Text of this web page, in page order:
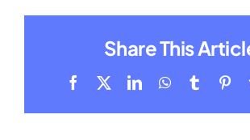
Share This
Facebook LinkedInWhatsApp
Tumblr